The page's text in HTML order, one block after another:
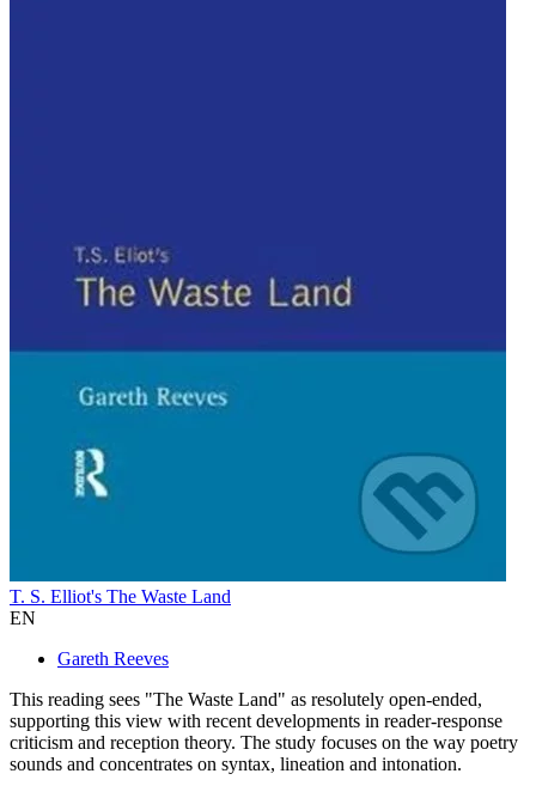
T. S. Elliot's The Waste Land
EN
Gareth Reeves
This reading sees "The Waste Land" as resolutely open-ended,
supporting this view with recent developments in reader-response
criticism and reception theory. The study focuses on the way poetry
sounds and concentrates on syntax, lineation and intonation.